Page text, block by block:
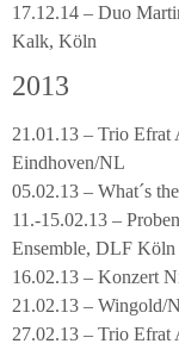
17.12.14 – Duo
Kalk, Köln
2013
21.01.13 – Trio
Eindhoven/NL
05.02.13 – What´s
11.-15.02.13 –
Ensemble, DLF Köln
16.02.13 – Konzert
21.02.13 – Wingold/
27.02.13 – Trio